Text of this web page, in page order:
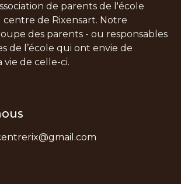
de parents de l'école
de Rixensart. Notre
des parents - ou responsables
de l’école qui ont envie de
vie de celle-ci.